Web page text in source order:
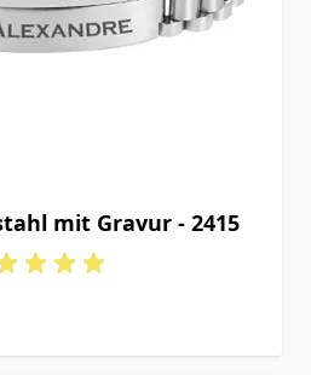
mit Gravur - 2415